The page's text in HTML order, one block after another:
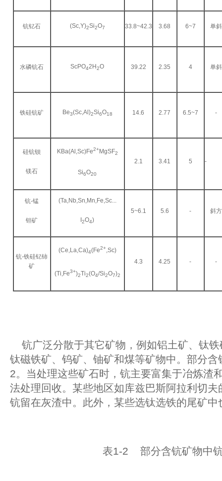
钪钇石 (Sc,Y)2Si2O7 33.8~42.3 3.68 6~7 单斜
水磷钪石 ScPO42H2O 39.22 2.35 4 单斜
铁硅钪矿 Be3(Sc,Al)2Si6O18 14.6 2.77 6.5~7 -
硅钪钡
镁石
KBa(Al,Sc)Fe2+MgSF2
Si6O20
2.1 3.41 5 -
钪-锰
钽矿
(Ta,Nb,Sn,Mn,Fe,Sc...
I2O4)
5~6.1 5.6 - 斜方
钪-铁硅钇铈
矿
(Ce,La,Ca)4(Fe2+,Sc)
(Ti,Fe3+)2Ti2(O4/Si2O7)2
4.3 4.25 - -
钪广泛分散于其它矿物，例如铝土矿、钛铁
钛磁铁矿、钨矿、铀矿和煤等矿物中。部分
2。当处理这些矿石时，钪主要富集于冶炼渣
法处理回收。某些地区如库兹巴斯阿拉利切
钪留在灰渣中。此外，某些选钛选铁的尾矿中
表1-2 部分含钪矿物中